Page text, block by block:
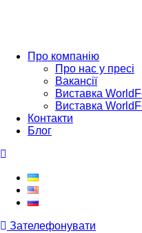
Про компанію
Про нас у пресі
Вакансії
Виставка
Виставка
Контакти
Блог
Зателефонувати